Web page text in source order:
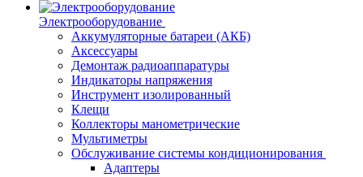
Электрооборудование
Аккумуляторные батареи (АКБ)
Аксессуары
Демонтаж радиоаппаратуры
Индикаторы напряжения
Инструмент изолированный
Клещи
Коллекторы манометрические
Мультиметры
Обслуживание системы кондиционирования
Адаптеры